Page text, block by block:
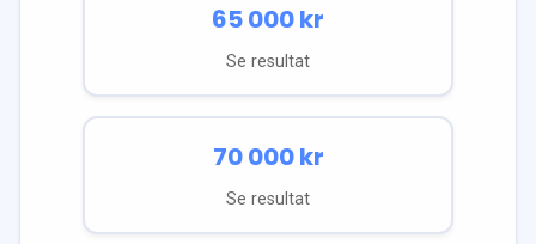
65 000kr
Se resultat
70 000kr
Se resultat